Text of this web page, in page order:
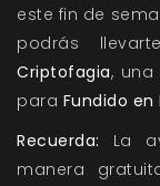
este fin de
podrás
Criptofagia,
para Fundido en
Recuerda: La
manera